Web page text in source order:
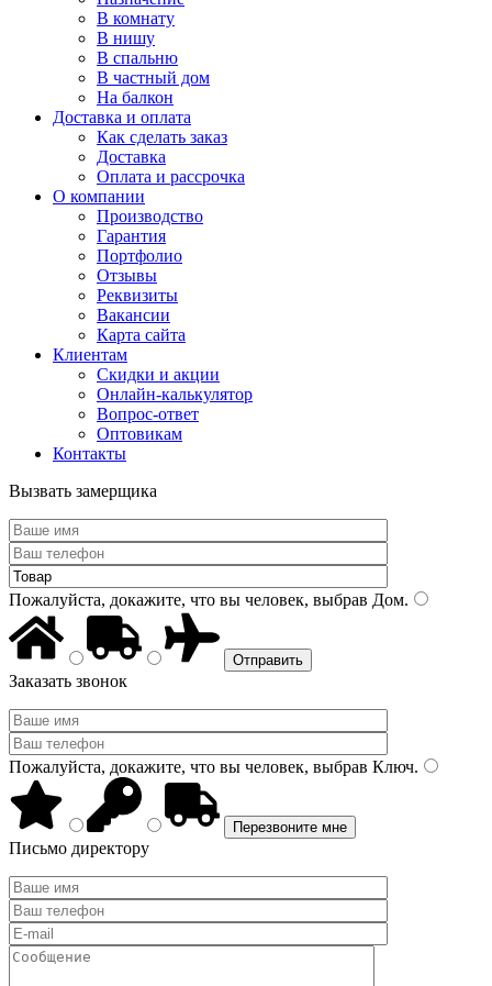
В комнату
В нишу
В спальню
В частный дом
На балкон
Доставка и оплата
Как сделать заказ
Доставка
Оплата и рассрочка
О компании
Производство
Гарантия
Портфолио
Отзывы
Реквизиты
Вакансии
Карта сайта
Клиентам
Скидки и акции
Онлайн-калькулятор
Вопрос-ответ
Оптовикам
Контакты
Вызвать замерщика
Пожалуйста, докажите, что вы человек, выбрав Дом.
Заказать звонок
Пожалуйста, докажите, что вы человек, выбрав Ключ.
Письмо директору